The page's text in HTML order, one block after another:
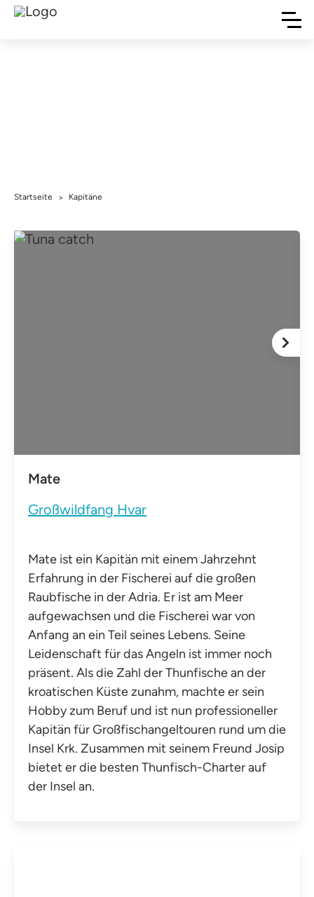
Startseite > Kapitäne
Mate
Großwildfang Hvar
Mate ist ein Kapitän mit einem Jahrzehnt
Erfahrung in der Fischerei auf die großen
Raubfische in der Adria. Er ist am Meer
aufgewachsen und die Fischerei war von
Anfang an ein Teil seines Lebens. Seine
Leidenschaft für das Angeln ist immer noch
präsent. Als die Zahl der Thunfische an der
kroatischen Küste zunahm, machte er sein
Hobby zum Beruf und ist nun professioneller
Kapitän für Großfischangeltouren rund um die
Insel Krk. Zusammen mit seinem Freund Josip
bietet er die besten Thunfisch-Charter auf
der Insel an.